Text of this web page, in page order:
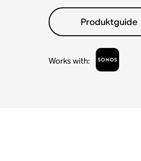
Produktguide
Works with: